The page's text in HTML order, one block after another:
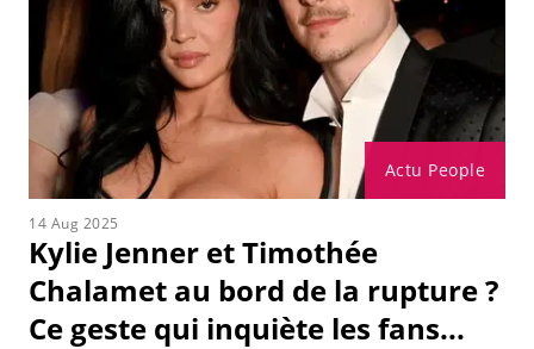
Actu People
14 Aug 2025
Kylie Jenner et Timothée
Chalamet au bord de la rupture ?
Ce geste qui inquiète les fans...